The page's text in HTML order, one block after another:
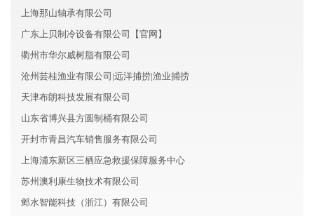
上海那山轴承有限公司
广东上贝制冷设备有限公司【官网】
衢州市华尔威树脂有限公司
沧州芸桂渔业有限公司|远洋捕捞|渔业捕捞
天津布朗科技发展有限公司
山东省博兴县方圆制桶有限公司
开封市青昌汽车销售服务有限公司
上海浦东新区三栖应急救援保障服务中心
苏州澳利康生物技术有限公司
邺水智能科技（浙江）有限公司